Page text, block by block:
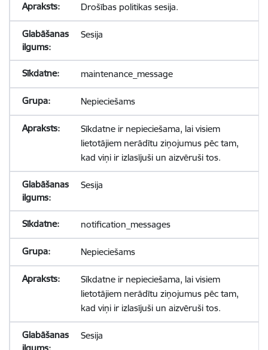
Drošības politikas sesija.
Sesija
maintenance_message
Nepieciešams
Sīkdatne ir nepieciešama, lai visiem
lietotājiem nerādītu ziņojumus pēc tam,
kad viņi ir izlasījuši un aizvēruši tos.
Sesija
notification_messages
Nepieciešams
Sīkdatne ir nepieciešama, lai visiem
lietotājiem nerādītu ziņojumus pēc tam,
kad viņi ir izlasījuši un aizvēruši tos.
Sesija